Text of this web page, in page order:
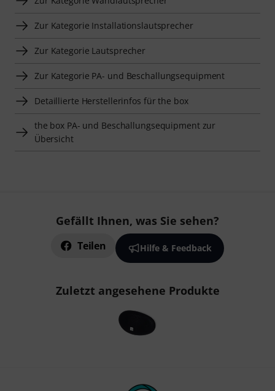
Zur Kategorie Installationslautsprecher
Zur Kategorie Lautsprecher
Zur Kategorie PA- und Beschallungsequipment
Detaillierte Herstellerinfos für the box
the box PA- und Beschallungsequipment zur
Übersicht
Gefällt Ihnen, was Sie sehen?
Teilen Hilfe & Feedback
Zuletzt angesehene Produkte